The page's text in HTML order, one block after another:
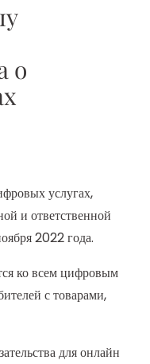
о
услугах,
и ответственной
2022 года.
ко всем цифровым
с товарами,
для онлайн